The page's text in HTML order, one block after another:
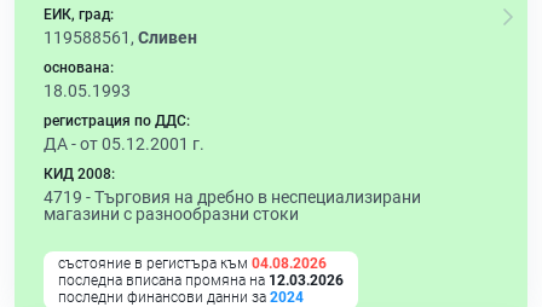
ЕИК, град:
119588561, Сливен
основана:
18.05.1993
регистрация по ДДС:
ДА - от 05.12.2001 г.
КИД 2008:
4719 -Търговия на дребно в неспециализирани
магазини с разнообразни стоки
състояние в регистъра към 04.08.2026
последна вписана промяна на 12.03.2026
последни финансови данни за 2024